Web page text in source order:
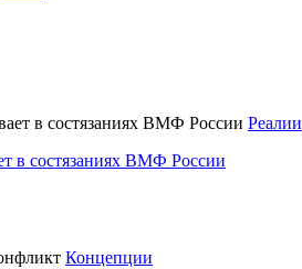
Реалии
в состязаниях ВМФ России
Концепции